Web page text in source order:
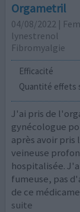
Orgametril
04/08/2022 |
lynestrenol
Fibromyalgie
Efficacité
Quantité effets
J'ai pris de
gynécologue
après avoir
veineuse
hospitalisée.
fumeuse, pas
de ce
suite